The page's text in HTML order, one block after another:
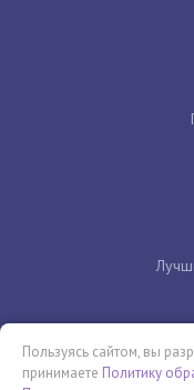
Пользуясь сайтом, вы
принимаете Политику